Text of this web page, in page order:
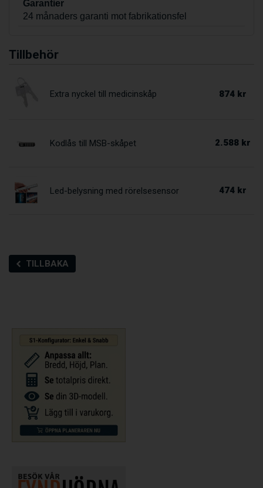
Garantier
24 månaders garanti mot fabrikationsfel
Tillbehör
Extra nyckel till medicinskåp 874 kr
Kodlås till MSB-skåpet 2.588 kr
Led-belysning med rörelsesensor 474 kr
TILLBAKA